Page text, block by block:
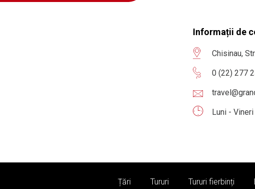
Informații de
Chisinau,
0 (22) 277
Luni -
Țări Tururi Tururi fierbinți